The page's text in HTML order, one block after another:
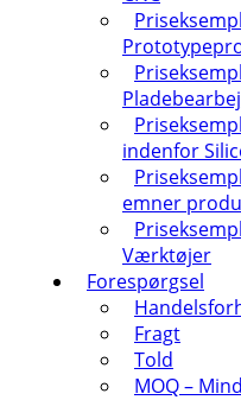
indenfor
emner
Værktøjer
Forespørgsel
Fragt
Told
MOQ –